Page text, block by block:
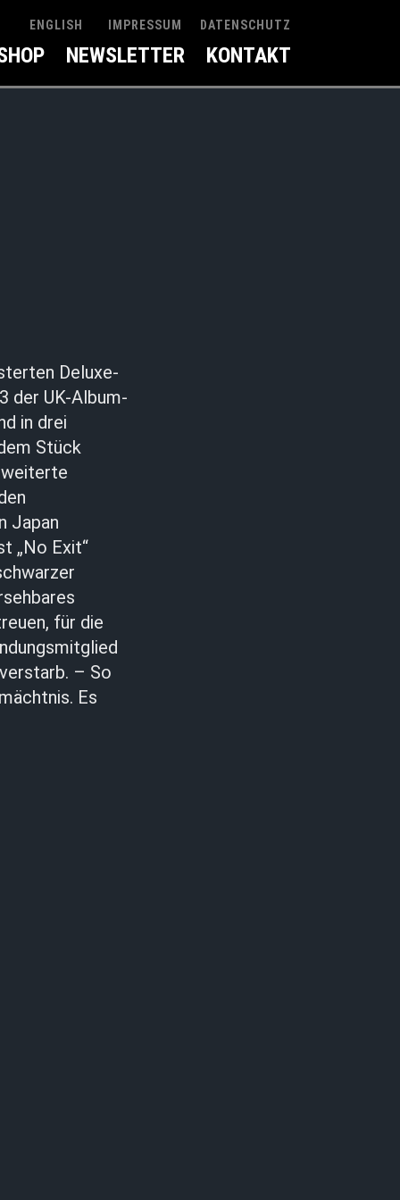
ENGLISH IMPRESSUM DATENSCHUTZ
NEWSLETTER KONTAKT
Deluxe-
der UK-Album-
in drei
Stück
Japan
„No Exit“
für die
– So
Es